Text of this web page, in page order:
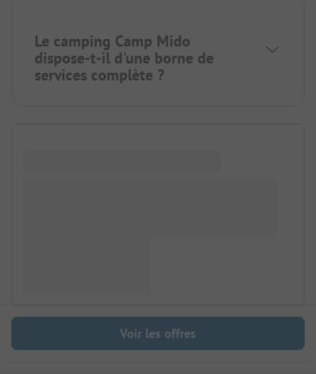
Le camping Camp Mido
dispose-t-il d'une borne de
services complète ?
Voir les offres